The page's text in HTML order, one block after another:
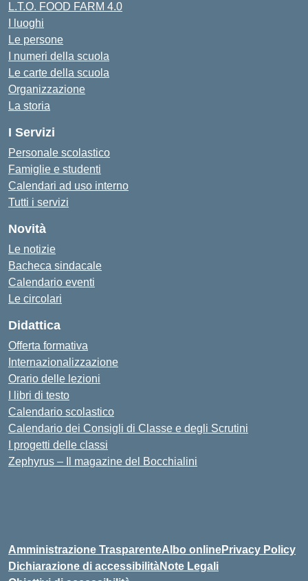
L.T.O. FOOD FARM 4.0
I luoghi
Le persone
I numeri della scuola
Le carte della scuola
Organizzazione
La storia
I Servizi
Personale scolastico
Famiglie e studenti
Calendari ad uso interno
Tutti i servizi
Novità
Le notizie
Bacheca sindacale
Calendario eventi
Le circolari
Didattica
Offerta formativa
Internazionalizzazione
Orario delle lezioni
I libri di testo
Calendario scolastico
Calendario dei Consigli di Classe e degli Scrutini
I progetti delle classi
Zephyrus – Il magazine del Bocchialini
Amministrazione TrasparenteAlbo onlinePrivacy Policy
Dichiarazione di accessibilitàNote Legali